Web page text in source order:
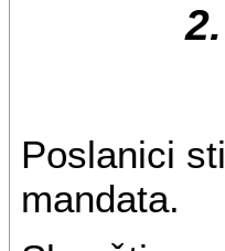
Poslanici
mandata.